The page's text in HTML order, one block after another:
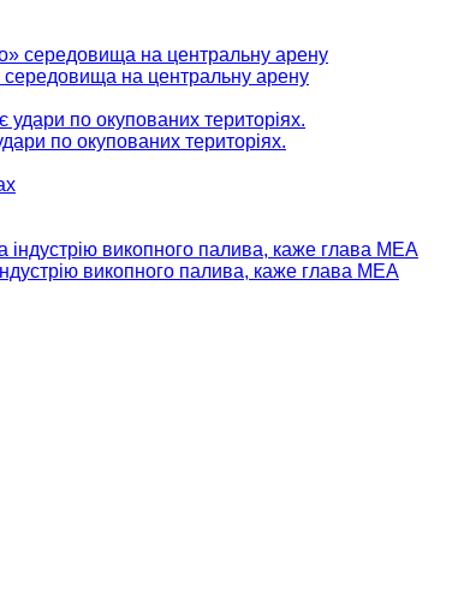
середовища на центральну арену
по окупованих територіях.
викопного палива, каже глава МЕА